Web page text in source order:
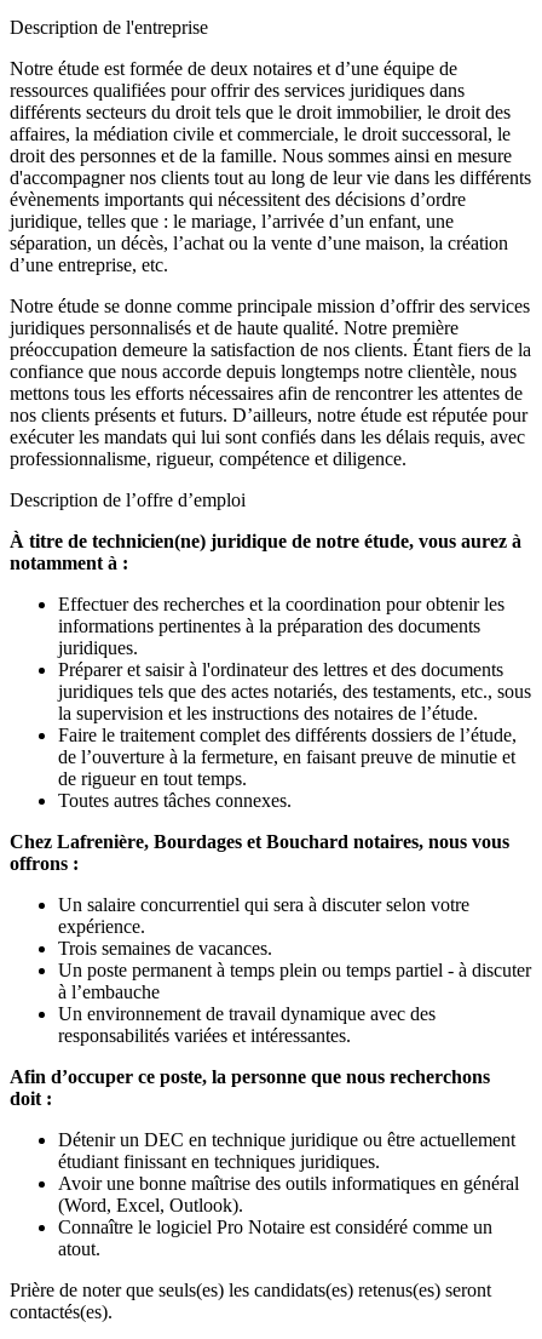
Description de l'entreprise
Notre étude est formée de deux notaires et d’une équipe de
ressources qualifiées pour offrir des services juridiques dans
différents secteurs du droit tels que le droit immobilier, le droit des
affaires, la médiation civile et commerciale, le droit successoral, le
droit des personnes et de la famille. Nous sommes ainsi en mesure
d'accompagner nos clients tout au long de leur vie dans les différents
évènements importants qui nécessitent des décisions d’ordre
juridique, telles que : le mariage, l’arrivée d’un enfant, une
séparation, un décès, l’achat ou la vente d’une maison, la création
d’une entreprise, etc.
Notre étude se donne comme principale mission d’offrir des services
juridiques personnalisés et de haute qualité. Notre première
préoccupation demeure la satisfaction de nos clients. Étant fiers de la
confiance que nous accorde depuis longtemps notre clientèle, nous
mettons tous les efforts nécessaires afin de rencontrer les attentes de
nos clients présents et futurs. D’ailleurs, notre étude est réputée pour
exécuter les mandats qui lui sont confiés dans les délais requis, avec
professionnalisme, rigueur, compétence et diligence.
Description de l’offre d’emploi
À titre de technicien(ne) juridique de notre étude, vous aurez à
notamment à :
Effectuer des recherches et la coordination pour obtenir les
informations pertinentes à la préparation des documents
juridiques.
Préparer et saisir à l'ordinateur des lettres et des documents
juridiques tels que des actes notariés, des testaments, etc., sous
la supervision et les instructions des notaires de l’étude.
Faire le traitement complet des différents dossiers de l’étude,
de l’ouverture à la fermeture, en faisant preuve de minutie et
de rigueur en tout temps.
Toutes autres tâches connexes.
Chez Lafrenière, Bourdages et Bouchard notaires, nous vous
offrons :
Un salaire concurrentiel qui sera à discuter selon votre
expérience.
Trois semaines de vacances.
Un poste permanent à temps plein ou temps partiel - à discuter
à l’embauche
Un environnement de travail dynamique avec des
responsabilités variées et intéressantes.
Afin d’occuper ce poste, la personne que nous recherchons
doit :
Détenir un DEC en technique juridique ou être actuellement
étudiant finissant en techniques juridiques.
Avoir une bonne maîtrise des outils informatiques en général
(Word, Excel, Outlook).
Connaître le logiciel Pro Notaire est considéré comme un
atout.
Prière de noter que seuls(es) les candidats(es) retenus(es) seront
contactés(es).